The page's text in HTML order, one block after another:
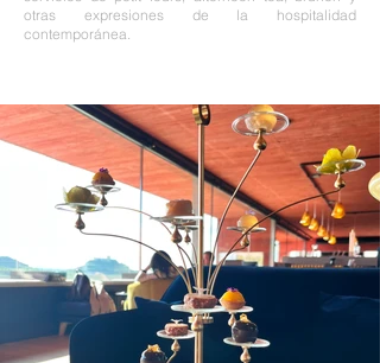
otras expresiones de la hospitalidad
contemporánea.